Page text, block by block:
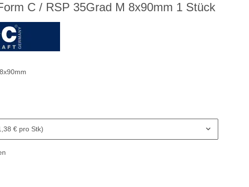
C / RSP 35Grad M 8x90mm 1 Stück
€ pro Stk)